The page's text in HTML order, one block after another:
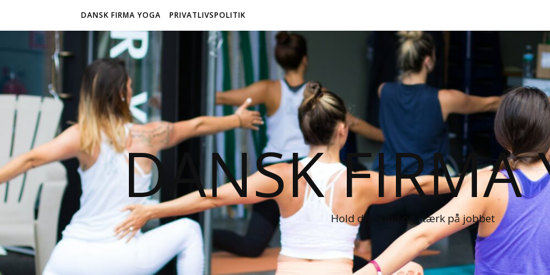
DANSK FIRMA YOGA PRIVATLIVSPOLITIK
DANSK FIRMA
Hold dig sund og stærk på jobbet